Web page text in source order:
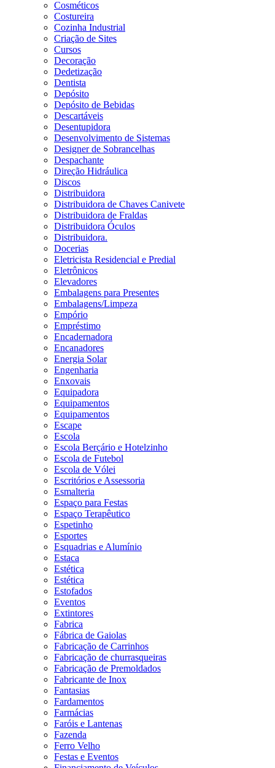
Cosméticos
Costureira
Cozinha Industrial
Criação de Sites
Cursos
Decoração
Dedetização
Dentista
Depósito
Depósito de Bebidas
Descartáveis
Desentupidora
Desenvolvimento de Sistemas
Designer de Sobrancelhas
Despachante
Direção Hidráulica
Discos
Distribuidora
Distribuidora de Chaves Canivete
Distribuidora de Fraldas
Distribuidora Óculos
Distribuidora.
Docerias
Eletricista Residencial e Predial
Eletrônicos
Elevadores
Embalagens para Presentes
Embalagens/Limpeza
Empório
Empréstimo
Encadernadora
Encanadores
Energia Solar
Engenharia
Enxovais
Equipadora
Equipamentos
Equipamentos
Escape
Escola
Escola Berçário e Hotelzinho
Escola de Futebol
Escola de Vólei
Escritórios e Assessoria
Esmalteria
Espaço para Festas
Espaço Terapêutico
Espetinho
Esportes
Esquadrias e Alumínio
Estaca
Estética
Estética
Estofados
Eventos
Extintores
Fabrica
Fábrica de Gaiolas
Fabricação de Carrinhos
Fabricação de churrasqueiras
Fabricação de Premoldados
Fabricante de Inox
Fantasias
Fardamentos
Farmácias
Faróis e Lantenas
Fazenda
Ferro Velho
Festas e Eventos